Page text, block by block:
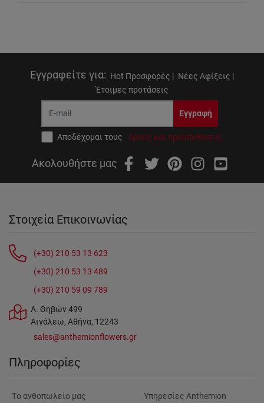
Εγγραφείτε για: Hot Προσφορές | Νέες Αφίξεις |
Έτοιμες προτάσεις
Εγγραφή
Αποδέχομαι τους όρους και προϋποθέσεις
Ακολουθήστε μας
Στοιχεία Επικοινωνίας
(+30) 210 53 13 623
(+30) 210 53 13 489
(+30) 210 59 09 789
Λ. Θηβών 499
Αιγάλεω, Αθήνα, 12243
sales@anthemionflowers.gr
Πληροφορίες
Tο ανθοπωλείο μας
Υπηρεσίες Anthemion